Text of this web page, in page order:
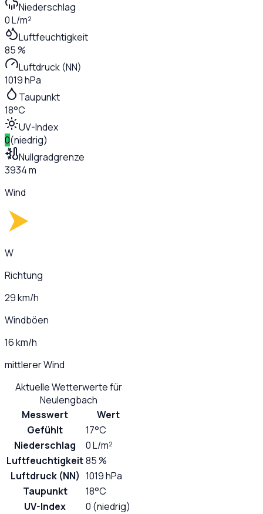
Niederschlag
0 L/m²
Luftfeuchtigkeit
85 %
Luftdruck (NN)
1019 hPa
Taupunkt
18°C
UV-Index
0(niedrig)
Nullgradgrenze
3934 m
Wind
W
Richtung
29 km/h
Windböen
16 km/h
mittlerer Wind
Aktuelle Wetterwerte für
Neulengbach
Messwert
Wert
Gefühlt
17°C
Niederschlag
0 L/m²
Luftfeuchtigkeit85 %
Luftdruck (NN) 1019 hPa
Taupunkt
18°C
UV-Index
0 (niedrig)